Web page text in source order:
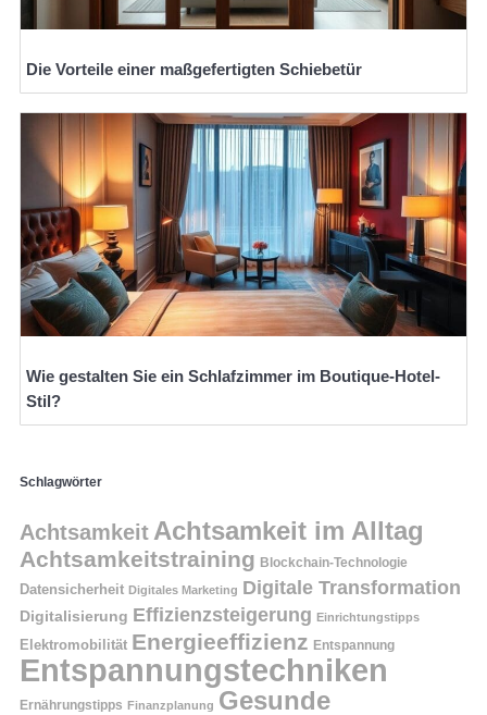
Die Vorteile einer maßgefertigten Schiebetür
Wie gestalten Sie ein Schlafzimmer im Boutique-Hotel-
Stil?
Schlagwörter
Achtsamkeit Achtsamkeit im Alltag
Achtsamkeitstraining Blockchain-Technologie
Datensicherheit Digitales Marketing Digitale Transformation
Digitalisierung Effizienzsteigerung Einrichtungstipps
Elektromobilität Energieeffizienz Entspannung
Entspannungstechniken
Ernährungstipps Finanzplanung Gesunde